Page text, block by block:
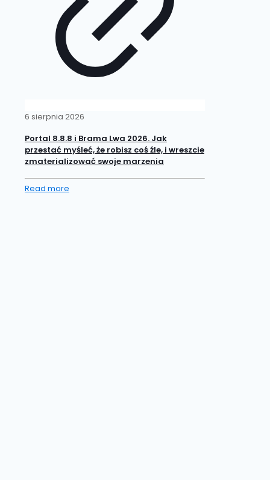
6 sierpnia 2026
Portal 8.8.8 i Brama Lwa 2026. Jak
przestać myśleć, że robisz coś źle, i wreszcie
zmaterializować swoje marzenia
Read more